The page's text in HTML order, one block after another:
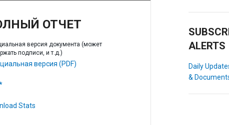
ОТЧЕТ
версия документа (может
подписи, и т.д.)
версия (PDF)
Stats
ALERTS
Daily
&